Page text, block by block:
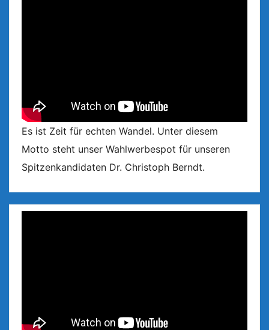
Es ist Zeit für echten Wandel. Unter diesem
Motto steht unser Wahlwerbespot für unseren
Spitzenkandidaten Dr. Christoph Berndt.